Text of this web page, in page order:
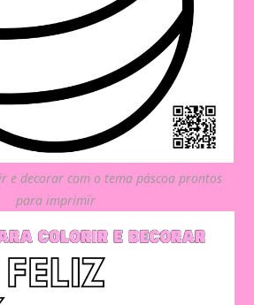
e decorar com o tema páscoa prontos
para imprimir